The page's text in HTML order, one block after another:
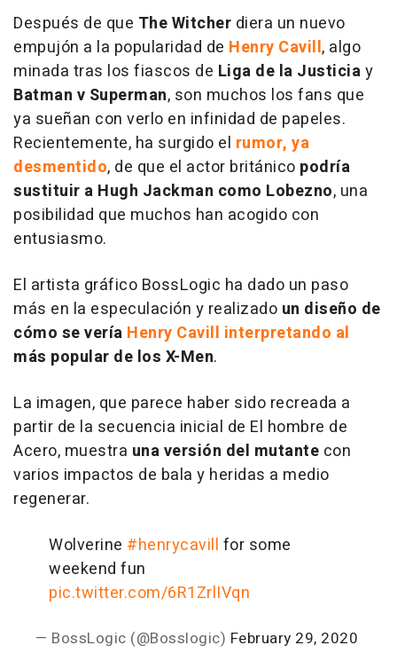
Después de que The Witcher diera un nuevo
empujón a la popularidad de Henry Cavill, algo
minada tras los fiascos de Liga de la Justiciay
Batman v Superman, son muchos los fans que
ya sueñan con verlo en infinidad de papeles.
Recientemente, ha surgido el rumor, ya
desmentido, de que el actor británico podría
sustituir a Hugh Jackman como Lobezno, una
posibilidad que muchos han acogido con
entusiasmo.
El artista gráfico BossLogic ha dado un paso
más en la especulación y realizado un diseño de
cómo se vería Henry Cavill interpretando al
más popular de los X-Men.
La imagen, que parece haber sido recreada a
partir de la secuencia inicial de El hombre de
Acero, muestra una versión del mutante con
varios impactos de bala y heridas a medio
regenerar.
Wolverine #henrycavill for some
weekend fun
pic.twitter.com/6R1ZrlIVqn
— BossLogic (@Bosslogic) February 29, 2020